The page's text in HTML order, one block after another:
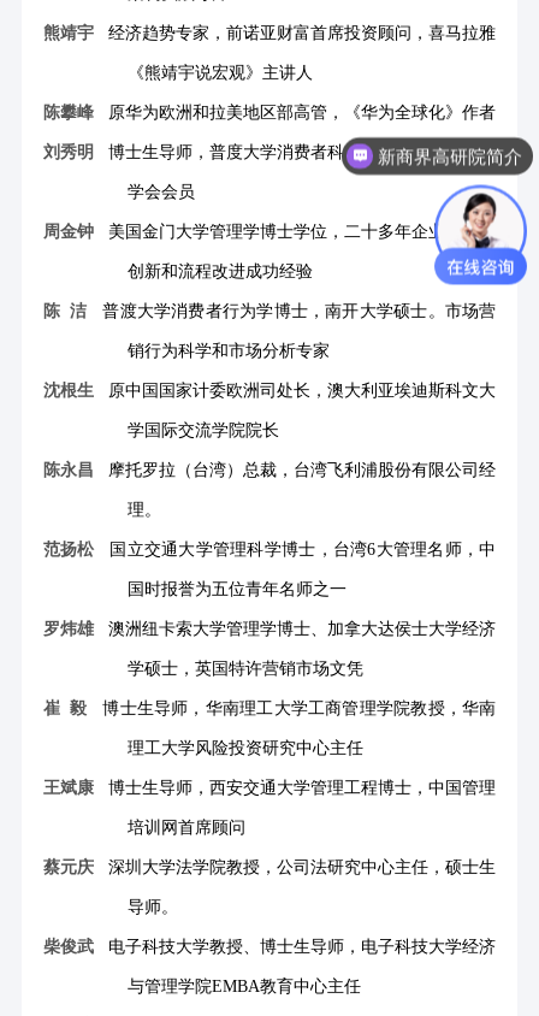
熊靖宇 经济趋势专家，前诺亚财富首席投资顾问，喜马拉雅
《熊靖宇说宏观》主讲人
陈攀峰 原华为欧洲和拉美地区部高管，《华为全球化》作者
刘秀明 博士生导师，普度大学消费者科学系教授，香港市场
学会会员
周金钟 美国金门大学管理学博士学位，二十多年企业战略、
创新和流程改进成功经验
陈 洁 普渡大学消费者行为学博士，南开大学硕士。市场营
销行为科学和市场分析专家
沈根生 原中国国家计委欧洲司处长，澳大利亚埃迪斯科文大
学国际交流学院院长
陈永昌 摩托罗拉（台湾）总裁，台湾飞利浦股份有限公司经
理。
范扬松 国立交通大学管理科学博士，台湾6大管理名师，中
国时报誉为五位青年名师之一
罗炜雄 澳洲纽卡索大学管理学博士、加拿大达侯士大学经济
学硕士，英国特许营销市场文凭
崔 毅 博士生导师，华南理工大学工商管理学院教授，华南
理工大学风险投资研究中心主任
王斌康 博士生导师，西安交通大学管理工程博士，中国管理
培训网首席顾问
蔡元庆 深圳大学法学院教授，公司法研究中心主任，硕士生
导师。
柴俊武 电子科技大学教授、博士生导师，电子科技大学经济
与管理学院EMBA教育中心主任
新商界高研院简介
近期都有什么课程